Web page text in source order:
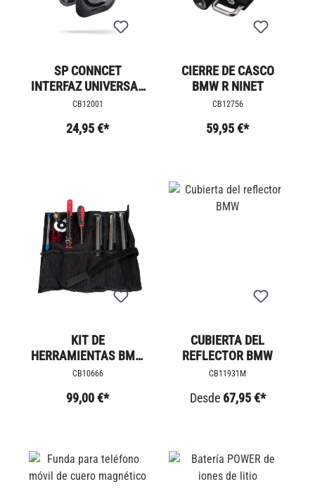
SP CONNCET
INTERFAZ UNIVERSAL
/ PEGATINA PARA
CB12001
24,95 €*
CIERRE DE CASCO
BMW R NINET
CB12756
59,95 €*
KIT DE
HERRAMIENTAS BMW
R9T
CB10666
99,00 €*
CUBIERTA DEL
REFLECTOR BMW
CB11931M
Desde 67,95 €*